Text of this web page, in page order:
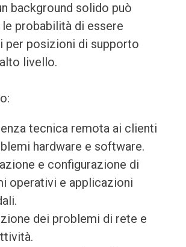
background solido può
le probabilità di essere
per posizioni di supporto
livello.
tecnica remota ai clienti
hardware e software.
e configurazione di
operativi e applicazioni
dei problemi di rete e